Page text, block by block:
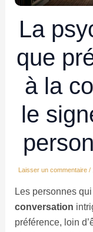
La
que
à la
le
Laisser un commentaire /
Les personnes
conversation
préférence, loin